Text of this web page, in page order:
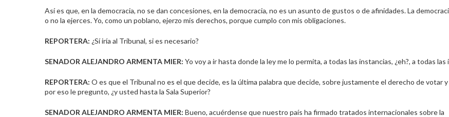
Así es que, en la democracia, no se dan concesiones, en la democracia, no es un asunto de gustos o de afinidades. La
o no la ejerces. Yo, como un poblano, ejerzo mis derechos, porque cumplo con mis obligaciones.
REPORTERA: ¿Sí iría al Tribunal, si es necesario?
SENADOR ALEJANDRO ARMENTA MIER: Yo voy a ir hasta donde la ley me lo permita, a todas las instancias, ¿eh?, a todas las
REPORTERA: O es que el Tribunal no es el que decide, es la última palabra que decide, sobre justamente el derecho de votar
por eso le pregunto, ¿y usted hasta la Sala Superior?
SENADOR ALEJANDRO ARMENTA MIER: Bueno, acuérdense que nuestro país ha firmado tratados internacionales sobre la